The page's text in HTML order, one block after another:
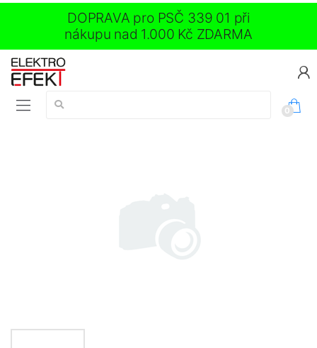
DOPRAVA pro PSČ 339 01 při
nákupu nad 1.000 Kč ZDARMA
Vyhledávání:
0